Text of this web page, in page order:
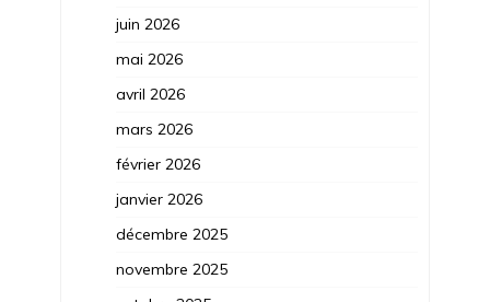
juin 2026
mai 2026
avril 2026
mars 2026
février 2026
janvier 2026
décembre 2025
novembre 2025